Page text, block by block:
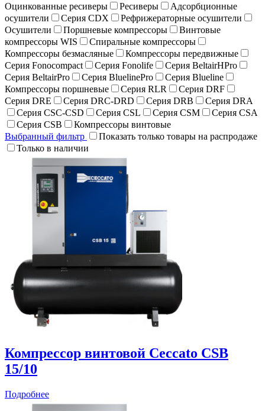
Оцинкованные ресиверы
Ресиверы
Адсорбционные
осушители
Серия CDX
Рефрижераторные осушители
Осушители
Поршневые компрессоры
Винтовые
компрессоры WIS
Спиральные компрессоры
Компрессоры безмасляные
Компрессоры передвижные
Серия Fonocompact
Серия Fonolife
Серия BeltairHPro
Серия BeltairPro
Серия BluelinePro
Серия Blueline
Компрессоры поршневые
Серия RLR
Серия DRF
Серия DRE
Серия DRC-DRD Серия DRB
Серия DRA
Серия CSC-CSD
Серия CSL Серия CSM
Серия CSA
Серия CSB
Компрессоры винтовые
Выбранный фильтр
Показать только товары на распродаже
Только в наличии
Компрессор винтовой Ceccato CSB
15/10
Подробнее